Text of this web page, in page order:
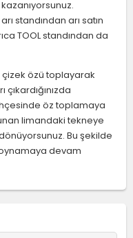
standından arı satın
TOOL standından da
özü toplayarak
öz toplamaya
limandaki tekneye
Bu şekilde
devam